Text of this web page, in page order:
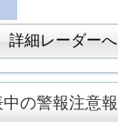
詳細レーダーへ
の警報注意報